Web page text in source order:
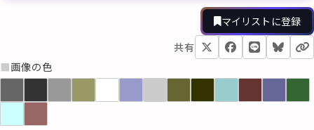
マイリストに登録
共有
■画像の色